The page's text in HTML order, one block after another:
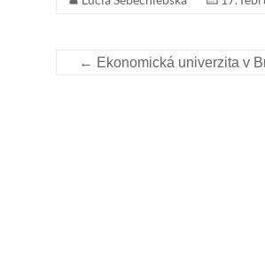
← Ekonomická univerzita v